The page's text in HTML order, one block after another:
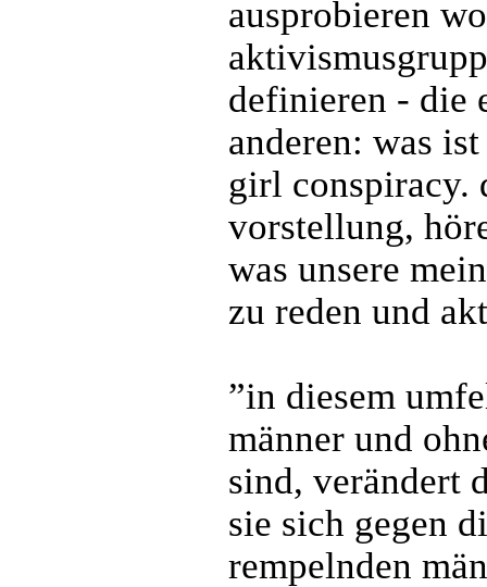
ausprobieren
definieren - die
anderen: was
girl conspiracy.
vorstellung,
was unsere
zu reden und
”in diesem
männer und
sind, verändert
sie sich gegen
rempelnden